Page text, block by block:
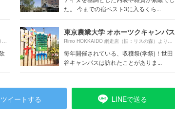
た。 今までの宿ベスト3に入るくら...
Rimo HOKKAIDO 網走店（旧：リスの森）より約 1430m（徒歩24分）
東京農業大学 オホーツクキャンパス
Rimo HOKKAIDO 網走店（旧：リスの森）より約
毎年開催されている、収穫祭(学祭)！世田
谷キャンパスは訪れたことがありま...
ツイートする LINEで送る